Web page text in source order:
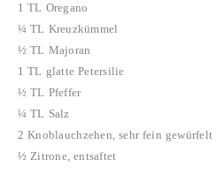
1 TL Oregano
¼ TL Kreuzkümmel
½ TL Majoran
1 TL glatte Petersilie
½ TL Pfeffer
¼ TL Salz
2 Knoblauchzehen, sehr fein gewürfelt
½ Zitrone, entsaftet